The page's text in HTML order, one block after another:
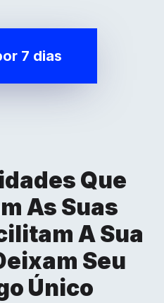
7 dias
Que
As Suas
A Sua
Seu
Único